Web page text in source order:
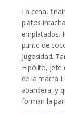
La cena,
platos
emplatados.
punto de
jugosidad.
Hipólito, jefe
de la marca
abandera, y
forman la